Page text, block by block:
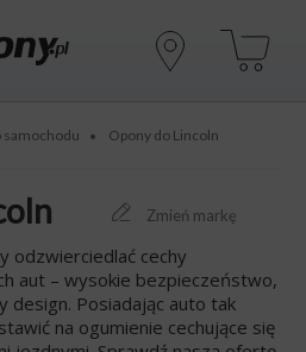
samochodu • Opony do Lincoln
Zmień markę
odzwierciedlać cechy
aut – wysokie bezpieczeństwo,
design. Posiadając auto tak
na ogumienie cechujące się